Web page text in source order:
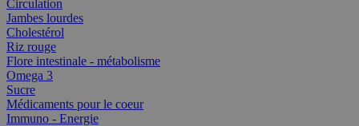
Circulation
Jambes lourdes
Cholestérol
Riz rouge
Flore intestinale - métabolisme
Omega 3
Sucre
Médicaments pour le coeur
Immuno - Energie